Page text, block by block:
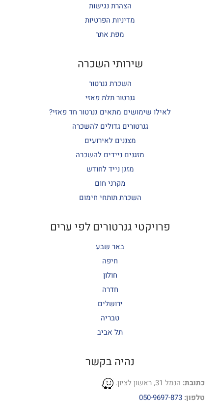
הצהרת נגישות
מדיניות הפרטיות
מפת אתר
שירותי השכרה
השכרת גנרטור
גנרטור תלת פאזי
לאילו שימושים מתאים גנרטור חד פאזי?
גנרטורים גדולים להשכרה
מצננים לאירועים
מזגנים ניידים להשכרה
מזגן נייד לחודש
מקרני חום
השכרת תותחי חימום
פרויקטי גנרטורים לפי ערים
באר שבע
חיפה
חולון
חדרה
ירושלים
טבריה
תל אביב
נהיה בקשר
כתובת: הנמל 31, ראשון לציון.
טלפון: 050-9697-873